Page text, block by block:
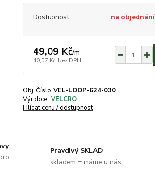
Dostupnost na objednání
49,09 Kč/m
40,57 Kč bez DPH
Obj. Číslo VEL-LOOP-624-030
Výrobce: VELCRO
Hlídat cenu / dostupnost
Pravdivý SKLAD
skladem = máme u nás